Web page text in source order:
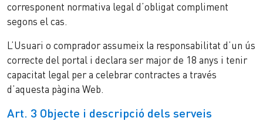
corresponent normativa legal d’obligat compliment
segons el cas.
L’Usuari o comprador assumeix la responsabilitat d’un ús
correcte del portal i declara ser major de 18 anys i tenir
capacitat legal per a celebrar contractes a través
d’aquesta pàgina Web.
Art. 3 Objecte i descripció dels serveis